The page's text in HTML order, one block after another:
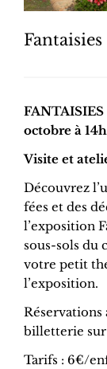
FANTAISIES
octobre à
Visite et
Découvrez
fées et des
l’exposition
sous-sols du
votre petit
l’exposition.
Réservations
billetterie sur
Tarifs : 6€/